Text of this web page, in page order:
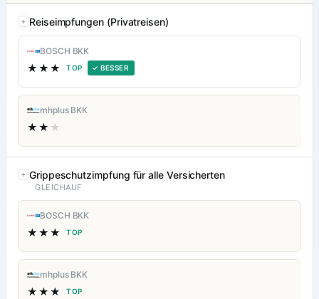
Reiseimpfungen (Privatreisen)
BOSCH BKK
★★★ TOP ✓ BESSER
mhplus BKK
★★ ★
Grippeschutzimpfung für alle Versicherten
GLEICHAUF
BOSCH BKK
★★★ TOP
mhplus BKK
★★★ TOP